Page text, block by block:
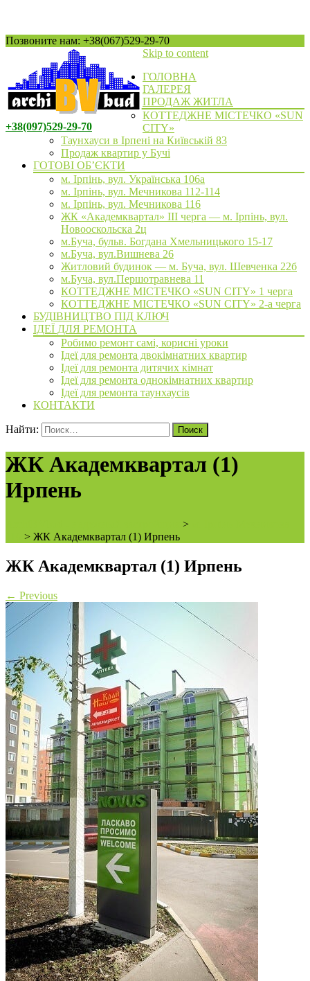
Позвоните нам: +38(067)529-29-70
+38(097)529-29-70
Skip to content
ГОЛОВНА
ГАЛЕРЕЯ
ПРОДАЖ ЖИТЛА
КОТТЕДЖНЕ МІСТЕЧКО «SUN
CITY»
Таунхауси в Ірпені на Київській 83
Продаж квартир у Бучі
ГОТОВІ ОБ’ЄКТИ
м. Ірпінь, вул. Українська 106а
м. Ірпінь, вул. Мечникова 112-114
м. Ірпінь, вул. Мечникова 116
ЖК «Академквартал» III черга — м. Ірпінь, вул.
Новооскольска 2ц
м.Буча, бульв. Богдана Хмельницького 15-17
м.Буча, вул.Вишнева 26
Житловий будинок — м. Буча, вул. Шевченка 22б
м.Буча, вул.Першотравнева 11
КОТТЕДЖНЕ МІСТЕЧКО «SUN CITY» 1 черга
КОТТЕДЖНЕ МІСТЕЧКО «SUN CITY» 2-а черга
БУДІВНИЦТВО ПІД КЛЮЧ
ІДЕЇ ДЛЯ РЕМОНТА
Робимо ремонт самі, корисні уроки
Ідеї для ремонта двокімнатних квартир
Ідеї для ремонта дитячих кімнат
Ідеї для ремонта однокімнатних квартир
Ідеї для ремонта таунхаусів
КОНТАКТИ
Найти:
ЖК Академквартал (1)
Ирпень
>
> ЖК Академквартал (1) Ирпень
ЖК Академквартал (1) Ирпень
← Previous